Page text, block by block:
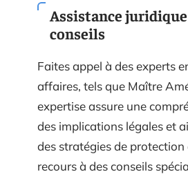
Assistance
conseils
Faites appel à des experts
affaires, tels que Maître
expertise assure une
des implications légales et
des stratégies de protection
recours à des conseils